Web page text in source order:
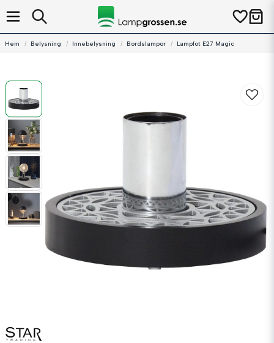
Hem Belysning Innebelysning Bordslampor Lampfot E27 Magic